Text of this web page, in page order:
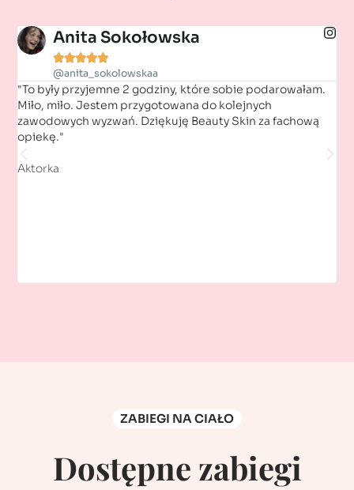
Anita Sokołowska

@anita_sokolowskaa
"To były przyjemne 2 godziny, które sobie podarowałam.
Miło, miło. Jestem przygotowana do kolejnych
zawodowych wyzwań. Dziękuję Beauty Skin za fachową
opiekę."
Aktorka
ZABIEGI NA CIAŁO
Dostępne zabiegi